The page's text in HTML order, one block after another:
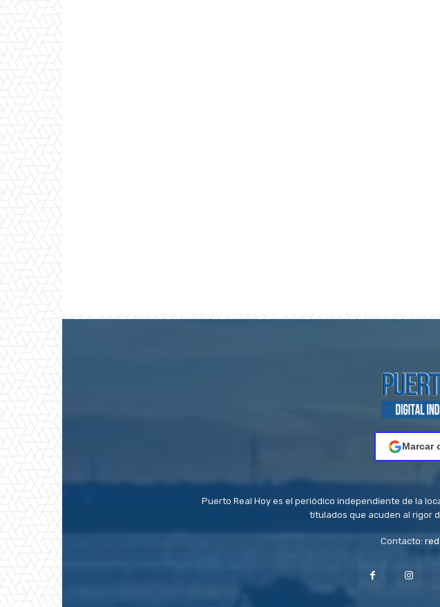
Marcar
Puerto Real Hoy es el periódico independiente de la
titulados que acuden al rigor
Contacto: